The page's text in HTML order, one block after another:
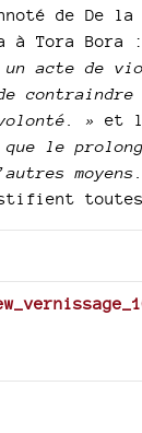
de De la
à Tora Bora :
acte de
contraindre
»
et
le